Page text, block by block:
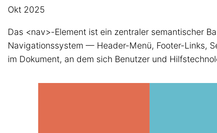
Okt 2025
Das <nav>-Element ist ein zentraler semantischer
Navigationssystem — Header-Menü, Footer-Links,
im Dokument, an dem sich Benutzer und